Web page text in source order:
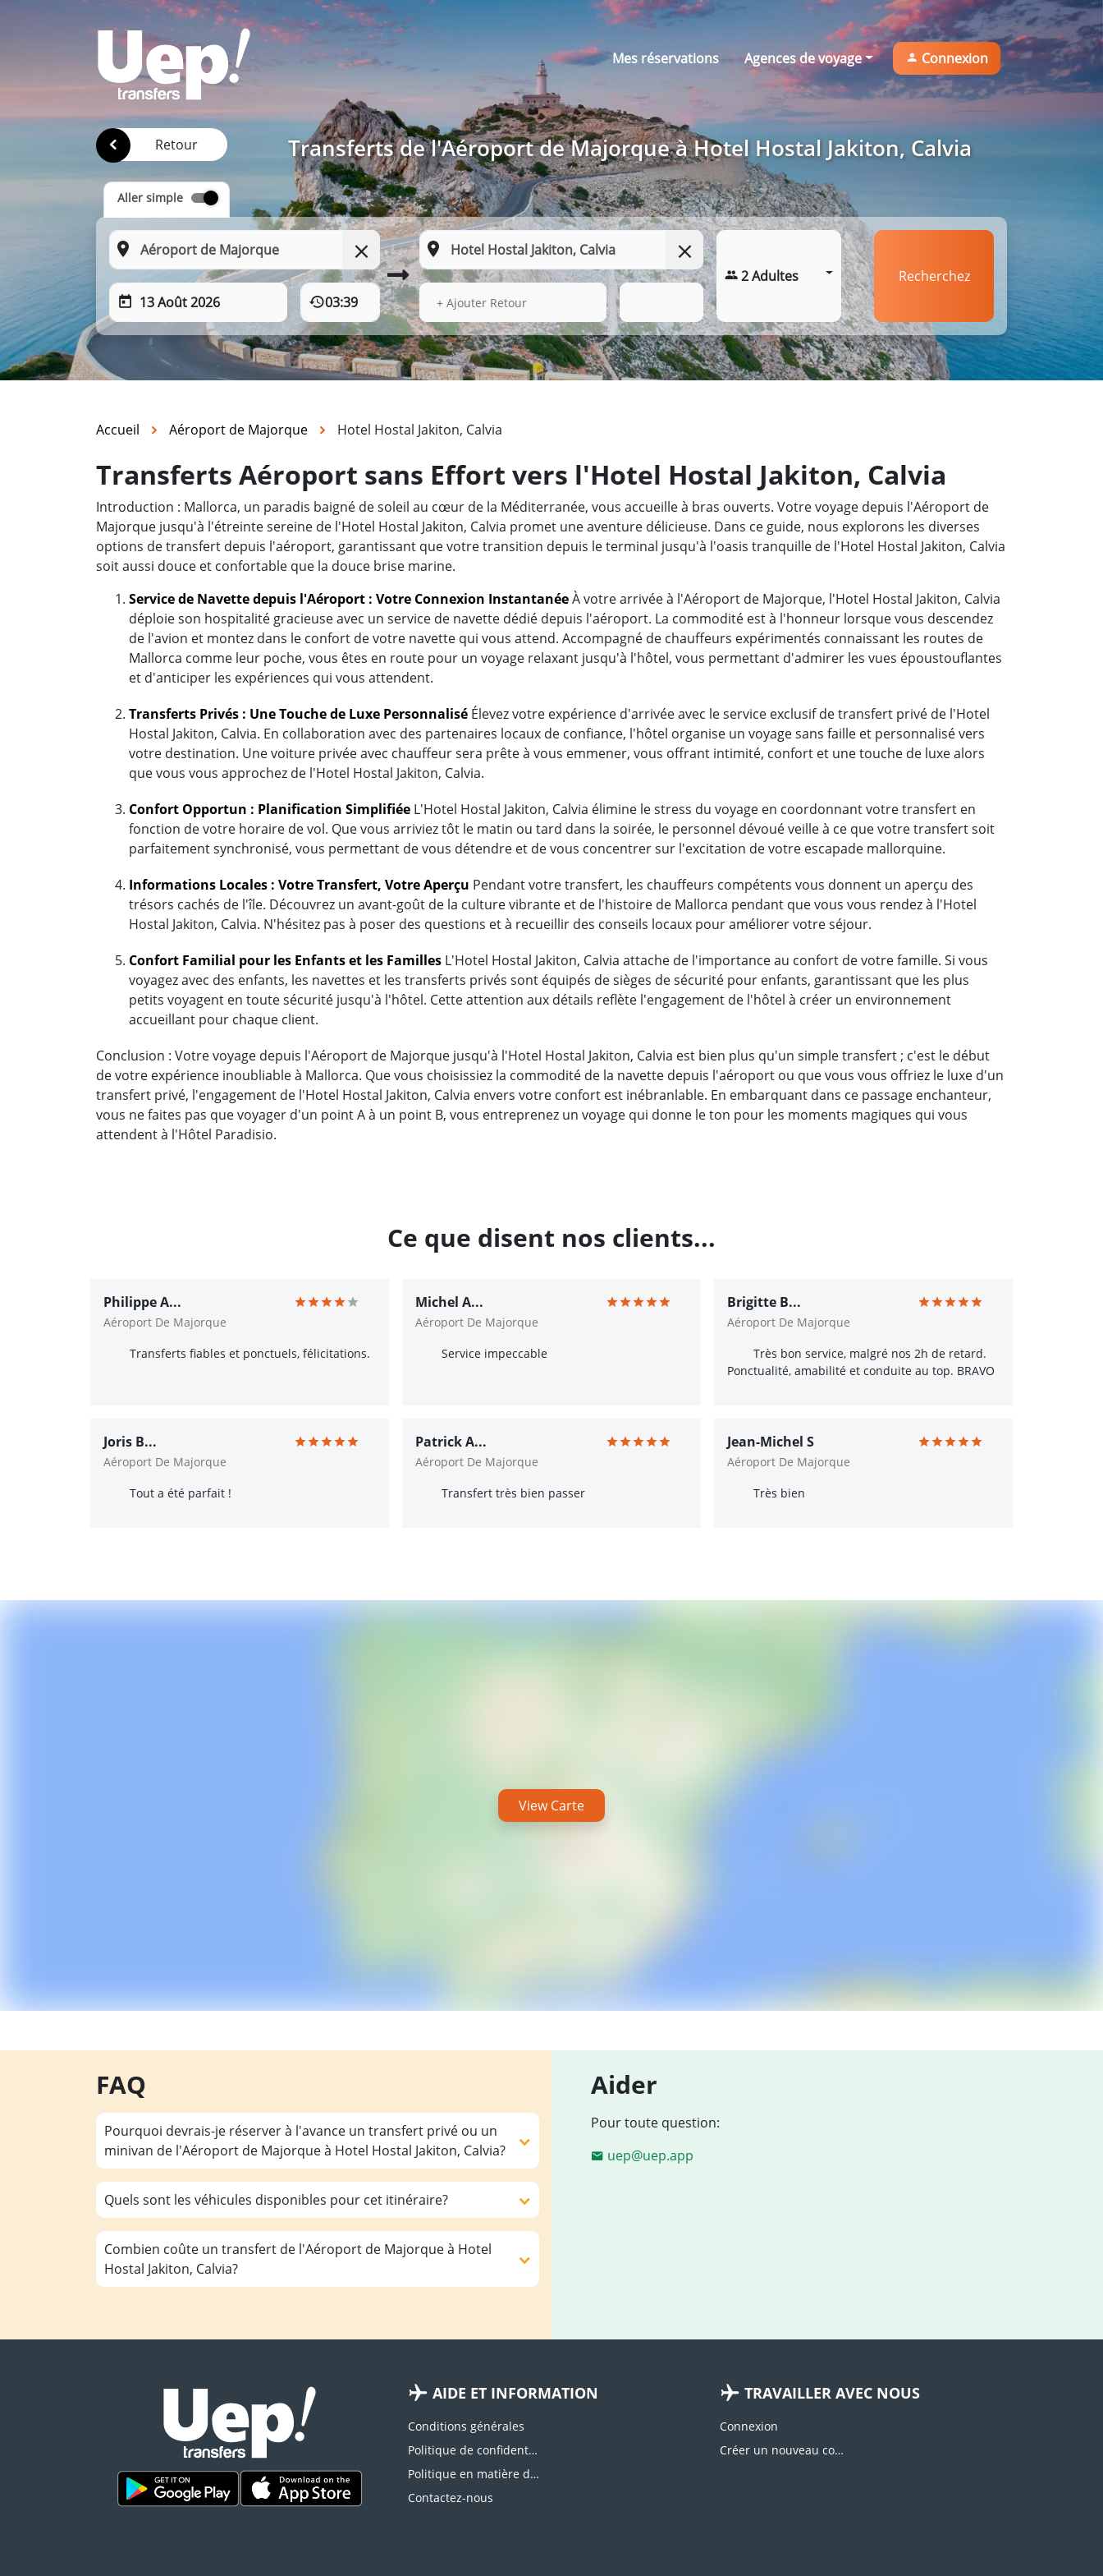
Mes réservations Agences de voyage Connexion
Retour Transferts de l'Aéroport de Majorque à Hotel Hostal Jakiton, Calvia
Aller simple
13 Août 2026 03:39 13 Août 2026
+ Ajouter Retour
2 Adultes Recherchez
Accueil Aéroport de Majorque Hotel Hostal Jakiton, Calvia
Transferts Aéroport sans Effort vers l'Hotel Hostal Jakiton, Calvia
Introduction : Mallorca, un paradis baigné de soleil au cœur de la Méditerranée, vous accueille à bras ouverts. Votre voyage depuis l'Aéroport de
Majorque jusqu'à l'étreinte sereine de l'Hotel Hostal Jakiton, Calvia promet une aventure délicieuse. Dans ce guide, nous explorons les diverses
options de transfert depuis l'aéroport, garantissant que votre transition depuis le terminal jusqu'à l'oasis tranquille de l'Hotel Hostal Jakiton, Calvia
soit aussi douce et confortable que la douce brise marine.
Service de Navette depuis l'Aéroport : Votre Connexion InstantanéeÀ votre arrivée à l'Aéroport de Majorque, l'Hotel Hostal Jakiton, Calvia
déploie son hospitalité gracieuse avec un service de navette dédié depuis l'aéroport. La commodité est à l'honneur lorsque vous descendez
de l'avion et montez dans le confort de votre navette qui vous attend. Accompagné de chauffeurs expérimentés connaissant les routes de
Mallorca comme leur poche, vous êtes en route pour un voyage relaxant jusqu'à l'hôtel, vous permettant d'admirer les vues époustouflantes
et d'anticiper les expériences qui vous attendent.
Transferts Privés : Une Touche de Luxe Personnalisé Élevez votre expérience d'arrivée avec le service exclusif de transfert privé de l'Hotel
Hostal Jakiton, Calvia. En collaboration avec des partenaires locaux de confiance, l'hôtel organise un voyage sans faille et personnalisé vers
votre destination. Une voiture privée avec chauffeur sera prête à vous emmener, vous offrant intimité, confort et une touche de luxe alors
que vous vous approchez de l'Hotel Hostal Jakiton, Calvia.
Confort Opportun : Planification Simplifiée L'Hotel Hostal Jakiton, Calvia élimine le stress du voyage en coordonnant votre transfert en
fonction de votre horaire de vol. Que vous arriviez tôt le matin ou tard dans la soirée, le personnel dévoué veille à ce que votre transfert soit
parfaitement synchronisé, vous permettant de vous détendre et de vous concentrer sur l'excitation de votre escapade mallorquine.
Informations Locales : Votre Transfert, Votre Aperçu Pendant votre transfert, les chauffeurs compétents vous donnent un aperçu des
trésors cachés de l'île. Découvrez un avant-goût de la culture vibrante et de l'histoire de Mallorca pendant que vous vous rendez à l'Hotel
Hostal Jakiton, Calvia. N'hésitez pas à poser des questions et à recueillir des conseils locaux pour améliorer votre séjour.
Confort Familial pour les Enfants et les Familles L'Hotel Hostal Jakiton, Calvia attache de l'importance au confort de votre famille. Si vous
voyagez avec des enfants, les navettes et les transferts privés sont équipés de sièges de sécurité pour enfants, garantissant que les plus
petits voyagent en toute sécurité jusqu'à l'hôtel. Cette attention aux détails reflète l'engagement de l'hôtel à créer un environnement
accueillant pour chaque client.
Conclusion : Votre voyage depuis l'Aéroport de Majorque jusqu'à l'Hotel Hostal Jakiton, Calvia est bien plus qu'un simple transfert ; c'est le début
de votre expérience inoubliable à Mallorca. Que vous choisissiez la commodité de la navette depuis l'aéroport ou que vous vous offriez le luxe d'un
transfert privé, l'engagement de l'Hotel Hostal Jakiton, Calvia envers votre confort est inébranlable. En embarquant dans ce passage enchanteur,
vous ne faites pas que voyager d'un point A à un point B, vous entreprenez un voyage qui donne le ton pour les moments magiques qui vous
attendent à l'Hôtel Paradisio.
Ce que disent nos clients...
Philippe A...
Aéroport De Majorque
Transferts fiables et ponctuels, félicitations.
Michel A...
Aéroport De Majorque
Service impeccable
Brigitte B...
Aéroport De Majorque
Très bon service, malgré nos 2h de retard.
Ponctualité, amabilité et conduite au top. BRAVO
Joris B...
Aéroport De Majorque
Tout a été parfait !
Patrick A...
Aéroport De Majorque
Transfert très bien passer
Jean-Michel S
Aéroport De Majorque
Très bien
View Carte
FAQ
Pourquoi devrais-je réserver à l'avance un transfert privé ou un
minivan de l'Aéroport de Majorque à Hotel Hostal Jakiton, Calvia?
Quels sont les véhicules disponibles pour cet itinéraire?
Combien coûte un transfert de l'Aéroport de Majorque à Hotel
Hostal Jakiton, Calvia?
Aider
Pour toute question:
uep@uep.app
AIDE ET INFORMATION
Conditions générales
Politique de confidentialité
Politique en matière de cookies
Contactez-nous
TRAVAILLER AVEC NOUS
Connexion
Créer un nouveau compte d'agence